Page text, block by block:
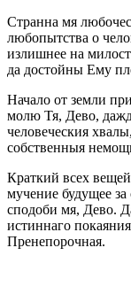
Странна мя
любопытства о
излишнее на
да достойны Ему
Начало от земли
молю Тя, Дево,
человеческия
собственныя
Краткий всех
мучение будущее
сподоби мя, Дево.
истиннаго
Пренепорочная.